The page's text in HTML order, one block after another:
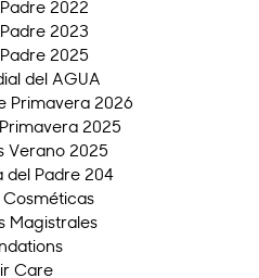
2022
2023
2025
del AGUA
Primavera 2026
2025
Verano 2025
del Padre 204
Cosméticas
Magistrales
Care